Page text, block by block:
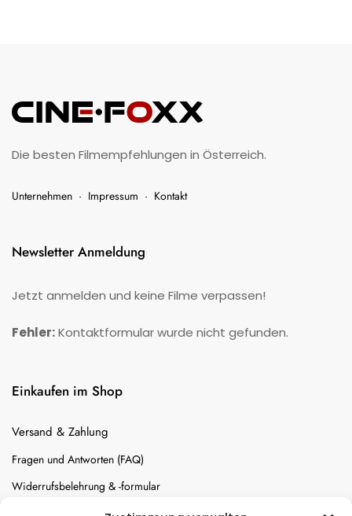
Die besten Filmempfehlungen in Österreich.
Unternehmen · Impressum · Kontakt
Newsletter Anmeldung
Jetzt anmelden und keine Filme verpassen!
Fehler:Kontaktformular wurde nicht gefunden.
Einkaufen im Shop
Versand & Zahlung
Fragen und Antworten (FAQ)
Widerrufsbelehrung & -formular